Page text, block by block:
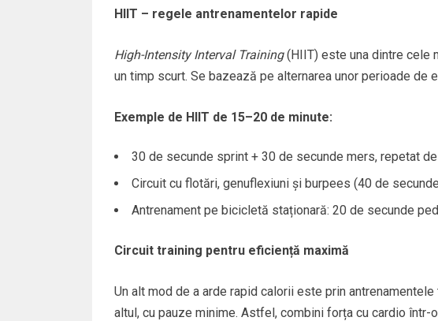
HIIT – regele antrenamentelor rapide
High-Intensity Interval Training(HIIT) este una dintre cele
un timp scurt. Se bazează pe alternarea unor perioade de
Exemple de HIIT de 15–20 de minute:
30 de secunde sprint + 30 de secunde mers, repetat
Circuit cu flotări, genuflexiuni și burpees (40 de
Antrenament pe bicicletă staționară: 20 de secunde
Circuit training pentru eficiență maximă
Un alt mod de a arde rapid calorii este prin
altul, cu pauze minime. Astfel, combini forța cu cardio într-